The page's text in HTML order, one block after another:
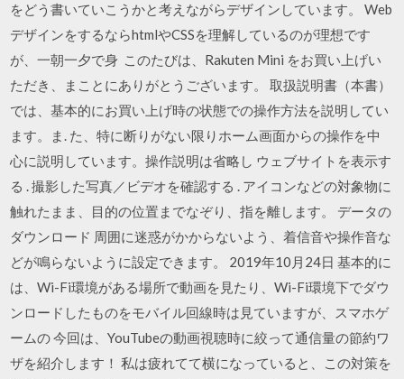
をどう書いていこうかと考えながらデザインしています。 Web
デザインをするならhtmlやCSSを理解しているのが理想です
が、一朝一夕で身 このたびは、Rakuten Mini をお買い上げい
ただき、まことにありがとうございます。 取扱説明書（本書）
では、基本的にお買い上げ時の状態での操作⽅法を説明してい
ます。ま. た、特に断りがない限りホーム画⾯からの操作を中
⼼に説明しています。操作説明は省略し ウェブサイトを表⽰す
る . 撮影した写真／ビデオを確認する . アイコンなどの対象物に
触れたまま、⽬的の位置までなぞり、指を離します。 データの
ダウンロード 周囲に迷惑がかからないよう、着信⾳や操作⾳な
どが鳴らないように設定できます。 2019年10月24日 基本的に
は、Wi-Fi環境がある場所で動画を見たり、Wi-Fi環境下でダウ
ンロードしたものをモバイル回線時は見ていますが、スマホゲ
ームの 今回は、YouTubeの動画視聴時に絞って通信量の節約ワ
ザを紹介します！ 私は疲れてて横になっていると、この対策を